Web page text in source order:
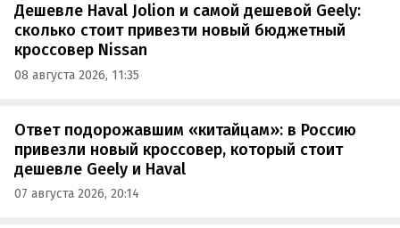
Дешевле Haval Jolion и самой дешевой Geely:
сколько стоит привезти новый бюджетный
кроссовер Nissan
08 августа 2026, 11:35
Ответ подорожавшим «китайцам»: в Россию
привезли новый кроссовер, который стоит
дешевле Geely и Haval
07 августа 2026, 20:14